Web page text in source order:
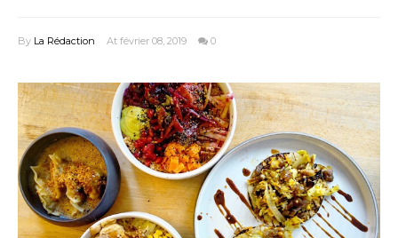
By La Rédaction At février 08, 2019 0